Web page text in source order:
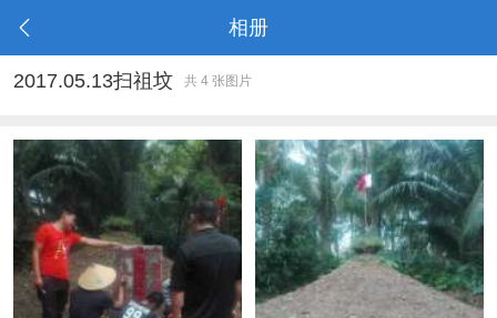
相册
2017.05.13扫祖坟 共 4 张图片